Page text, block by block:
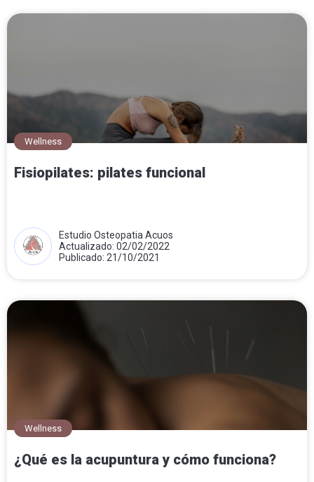
Wellness
Fisiopilates: pilates funcional
Estudio Osteopatia Acuos
Actualizado: 02/02/2022
Publicado: 21/10/2021
Wellness
¿Qué es la acupuntura y cómo funciona?